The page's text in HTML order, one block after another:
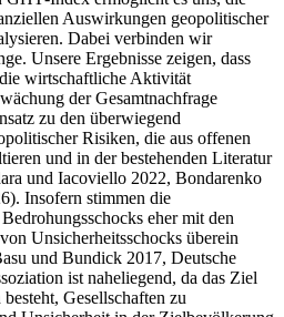
Auswirkungen geopolitischer
Dabei verbinden wir
Unsere Ergebnisse zeigen, dass
wirtschaftliche Aktivität
der Gesamtnachfrage
zu den überwiegend
Risiken, die aus offenen
und in der bestehenden Literatur
und Iacoviello 2022, Bondarenko
Insofern stimmen die
eher mit den
Unsicherheitsschocks überein
und Bundick 2017, Deutsche
ist naheliegend, da das Ziel
Gesellschaften zu